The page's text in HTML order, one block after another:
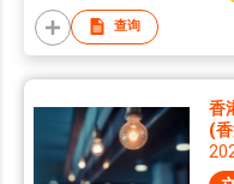
查询
香
(